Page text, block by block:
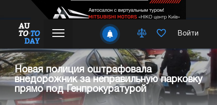
Войти
Новая полиция оштрафовала
внедорожник за неправильную парковку
прямо под Генпрокуратурой